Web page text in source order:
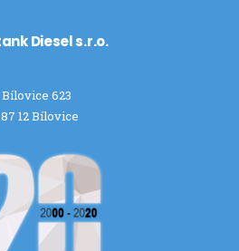
Diesel s.r.o.
Bílovice 623
12 Bílovice